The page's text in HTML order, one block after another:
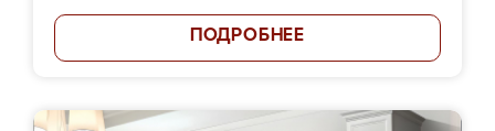
ПОДРОБНЕЕ